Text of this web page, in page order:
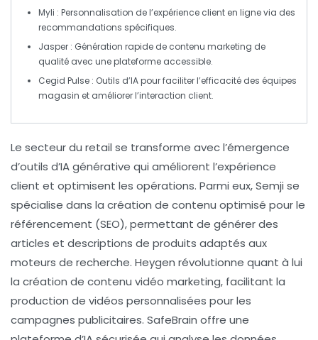
Myli : Personnalisation de l’expérience client en ligne via des
recommandations spécifiques.
Jasper : Génération rapide de contenu marketing de
qualité avec une plateforme accessible.
Cegid Pulse : Outils d’IApour faciliter l’efficacité des équipes
magasin et améliorer l’interaction client.
Le secteur du retail se transforme avec l’émergence
d’outils d’IA générative qui améliorent l’expérience
client et optimisent les opérations. Parmi eux,Semji se
spécialise dans la création de contenu optimisé pour le
référencement (SEO), permettant de générer des
articles et descriptions de produits adaptés aux
moteurs de recherche. Heygen révolutionne quant à lui
la création de contenu vidéo marketing, facilitant la
production de vidéos personnalisées pour les
campagnes publicitaires. SafeBrain offre une